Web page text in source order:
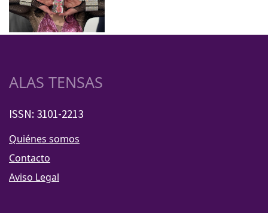
ALAS TENSAS
ISSN: 3101-2213
Quiénes somos
Contacto
Aviso Legal